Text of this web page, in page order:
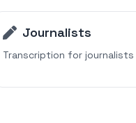
Journalists
Transcription for journalists